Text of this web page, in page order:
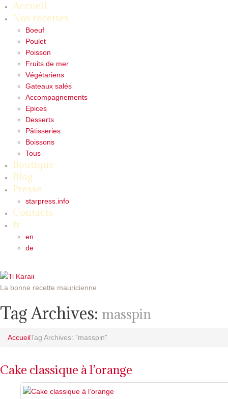
Accueil
Nos recettes
Boeuf
Poulet
Poisson
Fruits de mer
Végétariens
Gateaux salés
Accompagnements
Epices
Desserts
Pâtisseries
Boissons
Tous
Boutique
Blog
Presse
starpress.info
Contacts
fr
en
de
La bonne recette mauricienne
Tag Archives: masspin
AccueilTag Archives: "masspin"
Cake classique à l’orange